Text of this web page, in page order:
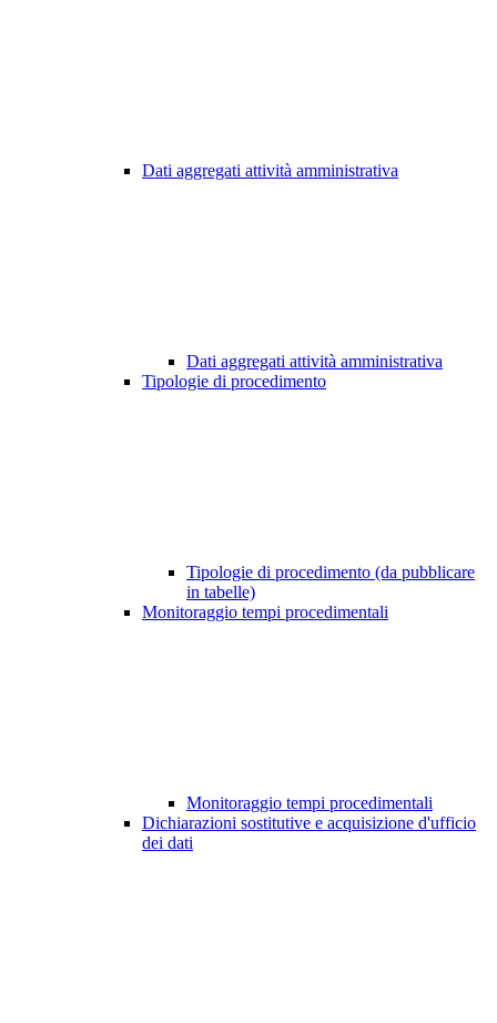
Dati aggregati attività amministrativa
Dati aggregati attività amministrativa
Tipologie di procedimento
Tipologie di procedimento (da pubblicare
in tabelle)
Monitoraggio tempi procedimentali
Monitoraggio tempi procedimentali
Dichiarazioni sostitutive e acquisizione d'ufficio
dei dati